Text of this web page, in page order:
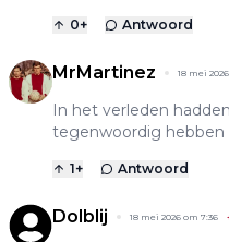
0+ Antwoord
MrMartinez 18 mei
In het verleden
tegenwoordig hebben
1+ Antwoord
Dolblij 18 mei 2026 om 7:36